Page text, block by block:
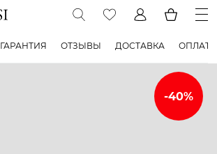
ГАРАНТИЯ ОТЗЫВЫ ДОСТАВКА ОПЛАТА